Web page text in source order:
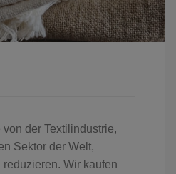
der Textilindustrie,
Sektor der Welt,
Wir kaufen